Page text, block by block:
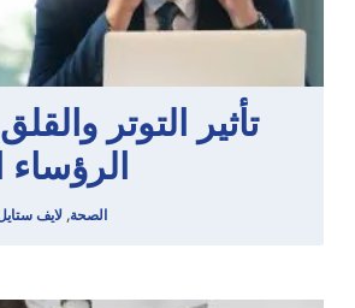
تأثير التوتر
الرؤساء
الصحة, لايف